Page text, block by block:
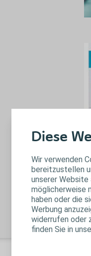
Diese
Wir verwenden
bereitzustellen
unserer Website
möglicherweise
haben oder die
Werbung
widerrufen oder
finden Sie in